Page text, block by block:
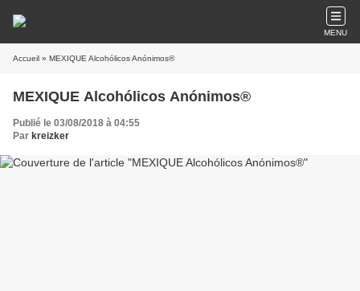
MENU
Accueil » MEXIQUE Alcohólicos Anónimos®
MEXIQUE Alcohólicos Anónimos®
Publié le 03/08/2018 à 04:55
Par kreizker